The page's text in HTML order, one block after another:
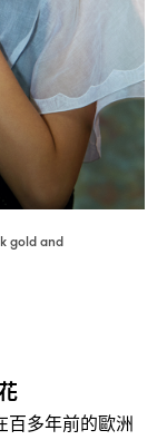
gold and
百多年前的歐洲